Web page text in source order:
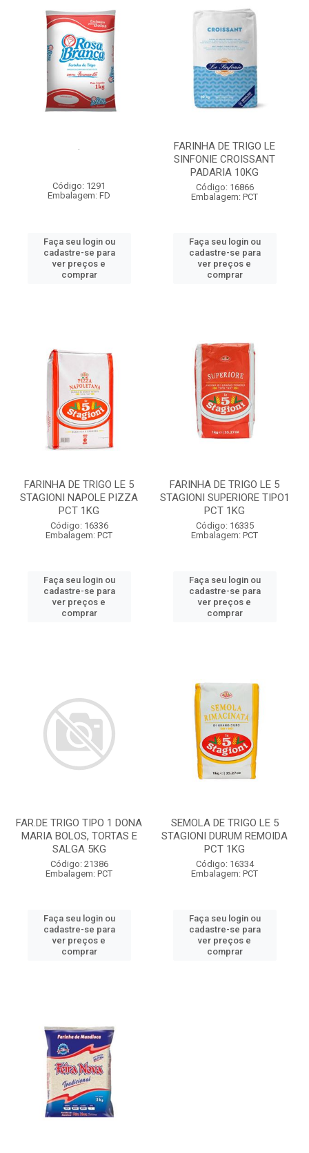
.
Código: 1291
Embalagem: FD
Faça seu login ou
cadastre-se para
ver preços e
comprar
FARINHA DE TRIGO LE
SINFONIE CROISSANT
PADARIA 10KG
Código: 16866
Embalagem: PCT
Faça seu login ou
cadastre-se para
ver preços e
comprar
FARINHA DE TRIGO LE 5
STAGIONI NAPOLE PIZZA
PCT 1KG
Código: 16336
Embalagem: PCT
Faça seu login ou
cadastre-se para
ver preços e
comprar
FARINHA DE TRIGO LE 5
STAGIONI SUPERIORE TIPO1
PCT 1KG
Código: 16335
Embalagem: PCT
Faça seu login ou
cadastre-se para
ver preços e
comprar
FAR.DE TRIGO TIPO 1 DONA
MARIA BOLOS, TORTAS E
SALGA 5KG
Código: 21386
Embalagem: PCT
Faça seu login ou
cadastre-se para
ver preços e
comprar
SEMOLA DE TRIGO LE 5
STAGIONI DURUM REMOIDA
PCT 1KG
Código: 16334
Embalagem: PCT
Faça seu login ou
cadastre-se para
ver preços e
comprar